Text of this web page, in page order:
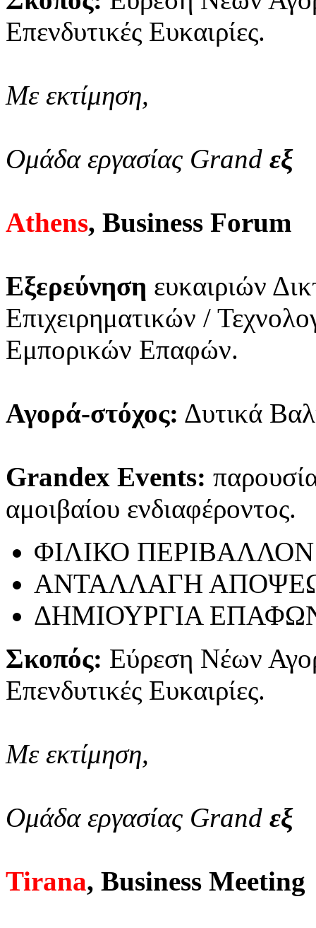
Επενδυτικές Ευκαιρίες.
Με εκτίμηση,
Ομάδα εργασίας Grand εξ
Athens, Business Forum
Εξερεύνηση ευκαιριών
Επιχειρηματικών /
Εμπορικών Επαφών.
Αγορά-στόχος: Δυτικά
Grandex Events:
αμοιβαίου ενδιαφέροντος.
ΦΙΛΙΚΟ ΠΕΡΙΒΑΛΛΟΝ
ΑΝΤΑΛΛΑΓΗ
ΔΗΜΙΟΥΡΓΙΑ
Σκοπός: Εύρεση Νέων
Επενδυτικές Ευκαιρίες.
Με εκτίμηση,
Ομάδα εργασίας Grand εξ
Tirana, Business Meeting